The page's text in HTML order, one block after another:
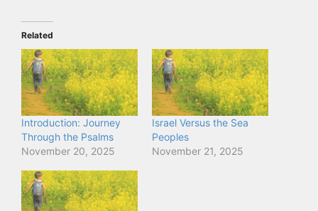
Related
Introduction: Journey
Through the Psalms
November 20, 2025
Israel Versus the Sea
Peoples
November 21, 2025